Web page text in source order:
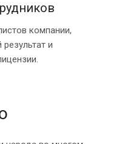
компании,
и